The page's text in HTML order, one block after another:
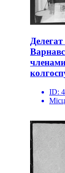
ID: